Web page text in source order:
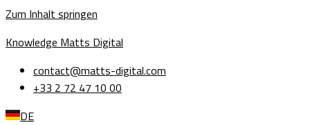
Zum Inhalt springen
Knowledge Matts Digital
contact@matts-digital.com
+33 2 72 47 10 00
DE